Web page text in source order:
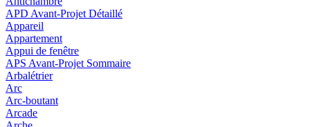
APD Avant-Projet Détaillé
Appareil
Appartement
Appui de fenêtre
APS Avant-Projet Sommaire
Arbalétrier
Arc
Arc-boutant
Arcade